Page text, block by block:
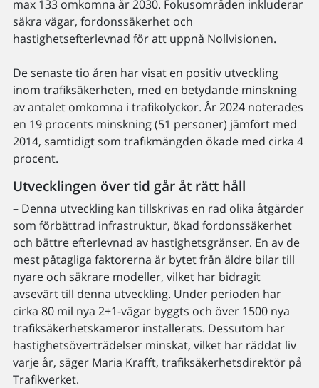
max 133 omkomna år 2030. Fokusområden inkluderar
säkra vägar, fordonssäkerhet och
hastighetsefterlevnad för att uppnå Nollvisionen.
De senaste tio åren har visat en positiv utveckling
inom trafiksäkerheten, med en betydande minskning
av antalet omkomna i trafikolyckor. År 2024 noterades
en 19 procents minskning (51 personer) jämfört med
2014, samtidigt som trafikmängden ökade med cirka 4
procent.
Utvecklingen över tid går åt rätt håll
– Denna utveckling kan tillskrivas en rad olika åtgärder
som förbättrad infrastruktur, ökad fordonssäkerhet
och bättre efterlevnad av hastighetsgränser. En av de
mest påtagliga faktorerna är bytet från äldre bilar till
nyare och säkrare modeller, vilket har bidragit
avsevärt till denna utveckling. Under perioden har
cirka 80 mil nya 2+1-vägar byggts och över 1500 nya
trafiksäkerhetskameror installerats. Dessutom har
hastighetsöverträdelser minskat, vilket har räddat liv
varje år, säger Maria Krafft, trafiksäkerhetsdirektör på
Trafikverket.